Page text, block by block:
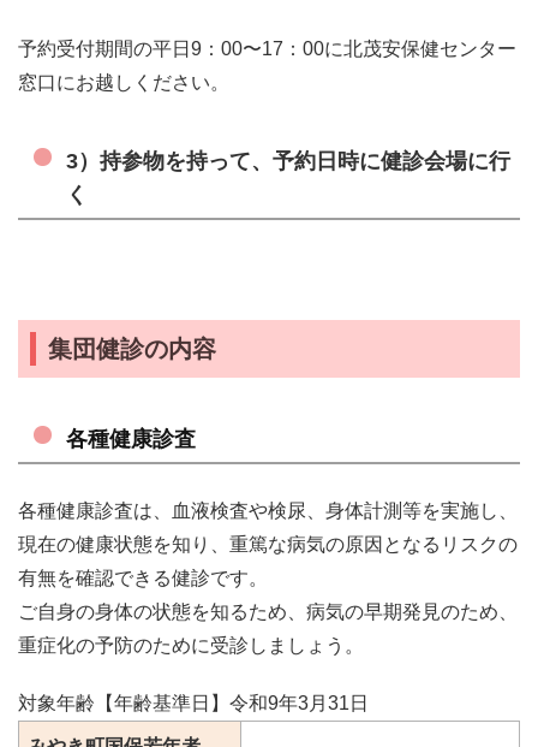
予約受付期間の平日9：00〜17：00に北茂安保健センター
窓口にお越しください。
3）持参物を持って、予約日時に健診会場に行
く
集団健診の内容
各種健康診査
各種健康診査は、血液検査や検尿、身体計測等を実施し、
現在の健康状態を知り、重篤な病気の原因となるリスクの
有無を確認できる健診です。
ご自身の身体の状態を知るため、病気の早期発見のため、
重症化の予防のために受診しましょう。
対象年齢【年齢基準日】令和9年3月31日